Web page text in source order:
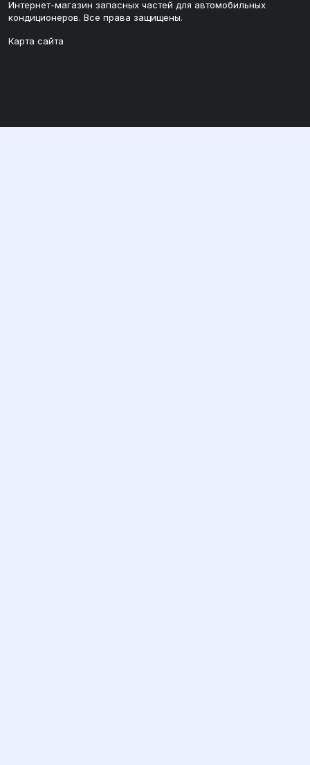
Интернет-магазин запасных частей для автомобильных
кондиционеров. Все права защищены.
Карта сайта